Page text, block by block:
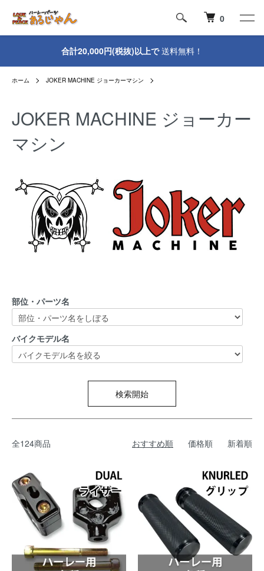
0
合計20,000円(税抜)以上で送料無料！
ホーム JOKER MACHINE ジョーカーマシン
JOKER MACHINE ジョーカー
マシン
部位・パーツ名
バイクモデル名
検索開始
全124商品 おすすめ順 価格順 新着順